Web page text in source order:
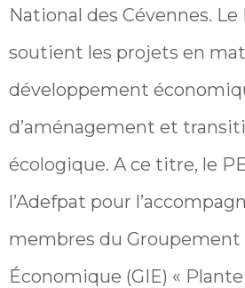
National des Cévennes. Le
soutient les projets en
développement
d’aménagement et
écologique. A ce titre, le
l’Adefpat pour
membres du Groupement
Économique (GIE) «